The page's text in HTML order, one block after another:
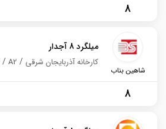
8
شاهین بناب
میلگرد 8 آجدار
A2 کارخانه آذربایجان شرقی
8